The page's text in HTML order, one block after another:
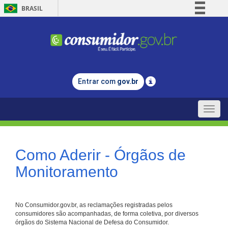
BRASIL
Comunica BR
Legislação
Entrar com gov.br
Toggle
Como Aderir - Órgãos de
Monitoramento
No Consumidor.gov.br, as reclamações registradas pelos
consumidores são acompanhadas, de forma coletiva, por diversos
órgãos do Sistema Nacional de Defesa do Consumidor.